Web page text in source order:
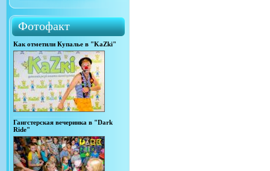
Фотофакт
Как отметили Купалье в "KaZki"
Гангстерская вечеринка в "Dark
Ride"